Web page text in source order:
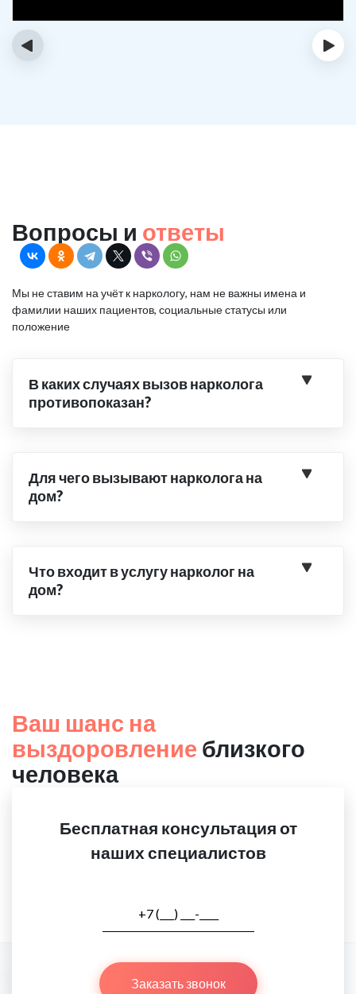
‹ ›
Вопросы и ответы
Мы не ставим на учёт к наркологу, нам не важны имена и
фамилии наших пациентов, социальные статусы или
положение
В каких случаях вызов нарколога
противопоказан?
Для чего вызывают нарколога на
дом?
Что входит в услугу нарколог на
дом?
Ваш шанс на
выздоровление близкого
человека
Бесплатная консультация от
наших специалистов
Заказать звонок